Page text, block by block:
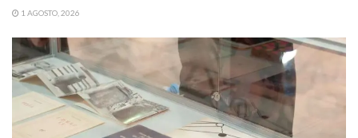
1 AGOSTO, 2026